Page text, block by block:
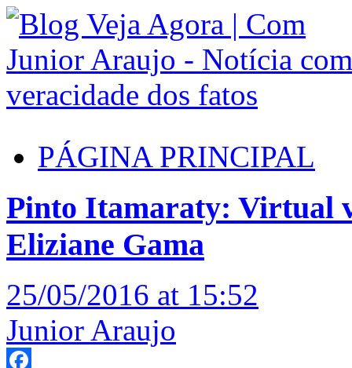
PÁGINA PRINCIPAL
Pinto Itamaraty: Virtual
Eliziane Gama
25/05/2016 at 15:52
Junior Araujo